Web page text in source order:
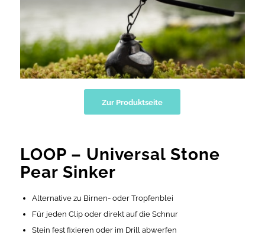
Zur Produktseite
LOOP – Universal Stone
Pear Sinker
Alternative zu Birnen- oder Tropfenblei
Für jeden Clip oder direkt auf die Schnur
Stein fest fixieren oder im Drill abwerfen